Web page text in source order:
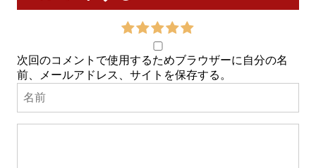
次回のコメントで使用するためブラウザーに自分の名
前、メールアドレス、サイトを保存する。